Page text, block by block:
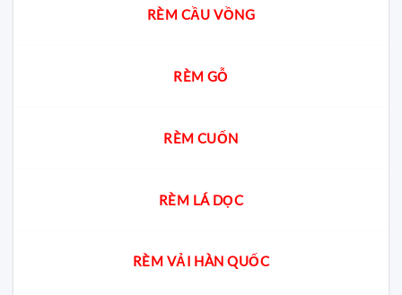
RÈM CẦU VỒNG
RÈM GỖ
RÈM CUỐN
RÈM LÁ DỌC
RÈM VẢI HÀN QUỐC